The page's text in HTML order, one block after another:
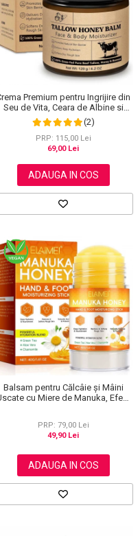
Premium pentru Ingrijire din
Seu de Vita, Ceara de Albine si
Miere, 100% Naturala, NOVA
KISS®, 120 g
(2)
PRP: 115,00 Lei
69,00 Lei
ADAUGA IN COS
Balsam pentru Călcâie și Mâini
cu Miere de Manuka, Efect
PRP: 79,00 Lei
49,90 Lei
ADAUGA IN COS